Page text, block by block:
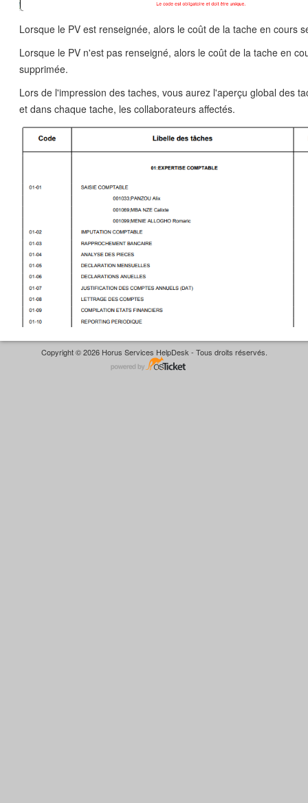
Lorsque le PV est renseignée, alors le coût de la tache en cours
Lorsque le PV n'est pas renseigné, alors le coût de la tache en
supprimée.
Lors de l'impression des taches, vous aurez l'aperçu global des
et dans chaque tache, les collaborateurs affectés.
Copyright © 2026 Horus Services HelpDesk - Tous droits réservés.